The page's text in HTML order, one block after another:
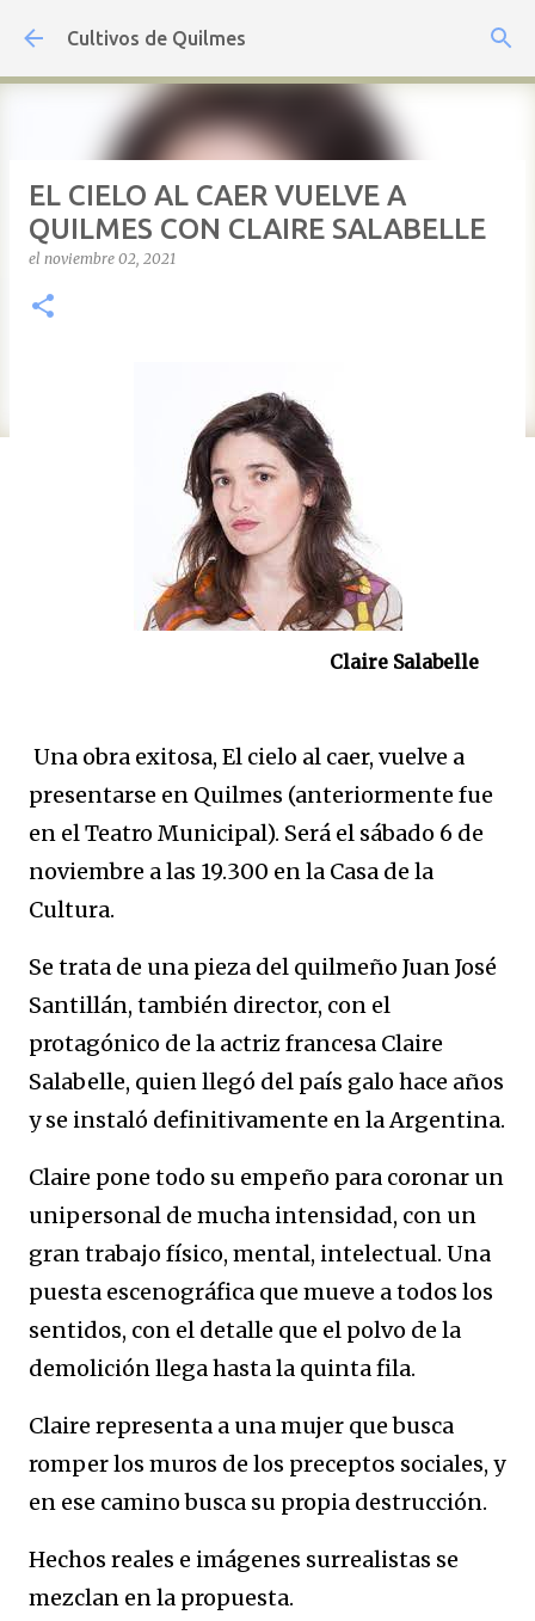
Ir al contenido principal
Cultivos de Quilmes
EL CIELO AL CAER VUELVE A
QUILMES CON CLAIRE SALABELLE
el noviembre 02, 2021
Claire Salabelle
Una obra exitosa, El cielo al caer, vuelve a
presentarse en Quilmes (anteriormente fue
en el Teatro Municipal). Será el sábado 6 de
noviembre a las 19.300 en la Casa de la
Cultura.
Se trata de una pieza del quilmeño Juan José
Santillán, también director, con el
protagónico de la actriz francesa Claire
Salabelle, quien llegó del país galo hace años
y se instaló definitivamente en la Argentina.
Claire pone todo su empeño para coronar un
unipersonal de mucha intensidad, con un
gran trabajo físico, mental, intelectual. Una
puesta escenográfica que mueve a todos los
sentidos, con el detalle que el polvo de la
demolición llega hasta la quinta fila.
Claire representa a una mujer que busca
romper los muros de los preceptos sociales, y
en ese camino busca su propia destrucción.
Hechos reales e imágenes surrealistas se
mezclan en la propuesta.